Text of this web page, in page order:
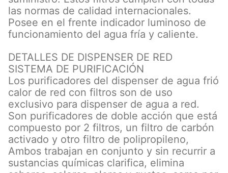
las normas de calidad internacionales.
Posee en el frente indicador luminoso de
funcionamiento del agua fría y caliente.
DETALLES DE DISPENSER DE RED
SISTEMA DE PURIFICACIÓN
Los purificadores del dispenser de agua frió
calor de red con filtros son de uso
exclusivo para dispenser de agua a red.
Son purificadores de doble acción que está
compuesto por 2 filtros, un filtro de carbón
activado y otro filtro de polipropileno,
Ambos trabajan en conjunto y sin recurrir a
sustancias químicas clarifica, elimina